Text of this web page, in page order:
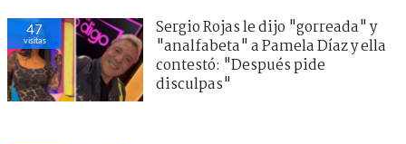
47
visitas
Sergio Rojas le dijo "gorreada" y
"analfabeta" a Pamela Díaz y ella
contestó: "Después pide
disculpas"